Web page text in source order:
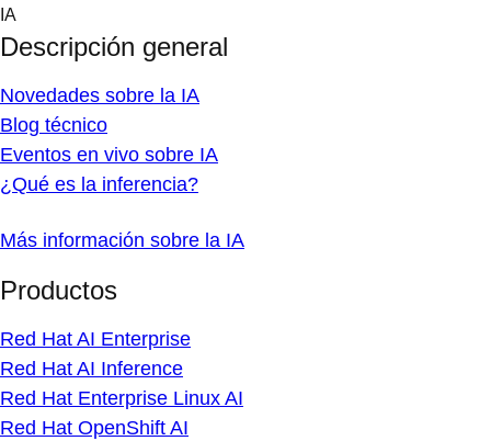
Skip
content
IA
Descripción general
Novedades sobre la IA
Blog técnico
Eventos en vivo sobre IA
¿Qué es la inferencia?
Más información sobre la IA
Productos
Red Hat AI Enterprise
Red Hat AI Inference
Red Hat Enterprise Linux AI
Red Hat OpenShift AI